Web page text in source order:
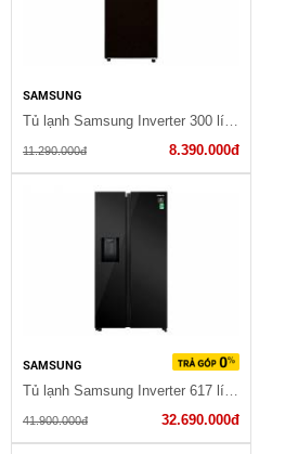
SAMSUNG
11.290.000đ 8.390.000đ
SAMSUNG
41.900.000đ 32.690.000đ